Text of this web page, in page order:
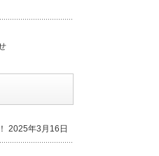
2025年3月16日